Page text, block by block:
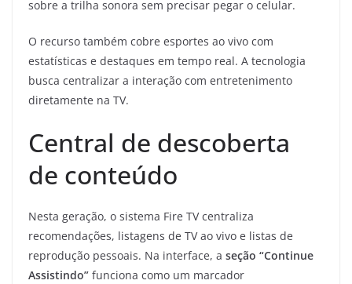
sobre a trilha sonora sem precisar pegar o celular.
O recurso também cobre esportes ao vivo com
estatísticas e destaques em tempo real. A tecnologia
busca centralizar a interação com entretenimento
diretamente na TV.
Central de descoberta
de conteúdo
Nesta geração, o sistema Fire TV centraliza
recomendações, listagens de TV ao vivo e listas de
reprodução pessoais. Na interface, a seção “Continue
Assistindo” funciona como um marcador